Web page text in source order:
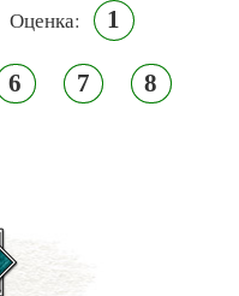
Оценка: 1
6 7 8